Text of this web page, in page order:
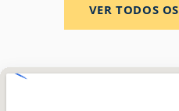
VER TODOS OS